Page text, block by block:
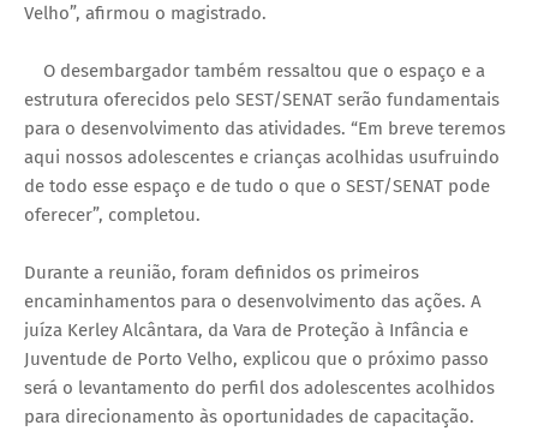
Velho”, afirmou o magistrado.
O desembargador também ressaltou que o espaço e a
estrutura oferecidos pelo SEST/SENAT serão fundamentais
para o desenvolvimento das atividades. “Em breve teremos
aqui nossos adolescentes e crianças acolhidas usufruindo
de todo esse espaço e de tudo o que o SEST/SENAT pode
oferecer”, completou.
Durante a reunião, foram definidos os primeiros
encaminhamentos para o desenvolvimento das ações. A
juíza Kerley Alcântara, da Vara de Proteção à Infância e
Juventude de Porto Velho, explicou que o próximo passo
será o levantamento do perfil dos adolescentes acolhidos
para direcionamento às oportunidades de capacitação.